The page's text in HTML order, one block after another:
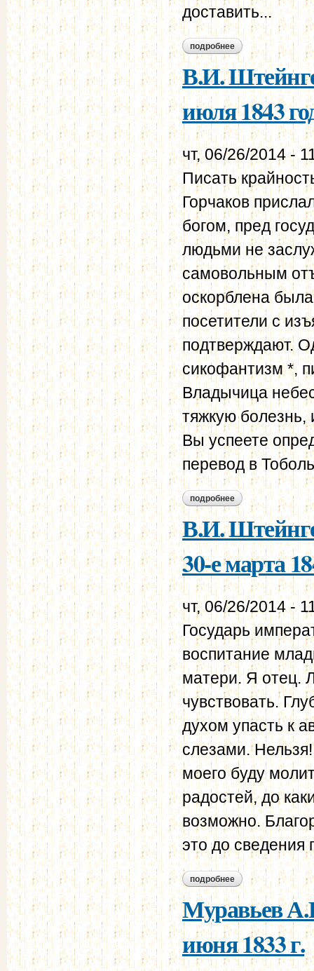
доставить...
подробнее о в.и. штейнгейль
В.И.
июля 1843
чт, 06/26/2014 -
Писать
Горчаков
богом, пред
людьми не
самовольным
оскорблена
посетители с
подтверждают.
сикофантизм *,
Владычица
тяжкую болезнь,
Вы успеете
перевод в
подробнее о в.и. штейнгейль
В.И.
30-е марта
чт, 06/26/2014 -
Государь
воспитание
матери. Я отец.
чувствовать.
духом упасть к
слезами.
моего буду
радостей, до
возможно.
это до сведения
подробнее о в.и.
Муравьев
июня 1833 г.